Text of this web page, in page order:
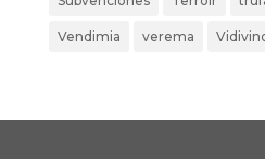
Vendimia verema